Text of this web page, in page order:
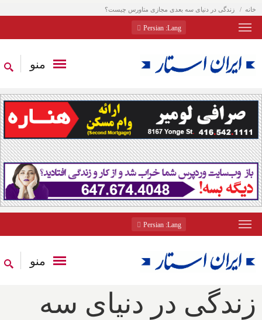
خانه زندگی در دنیای سه بعدی مجازی متاورس چیست؟
Lang
: Persian
منو
Lang
: Persian
منو
زندگی در دنیای سه